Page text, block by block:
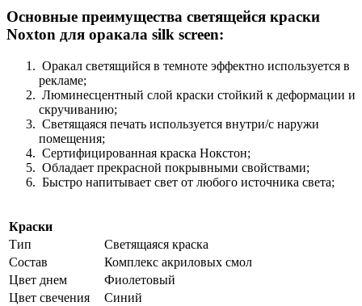
Основные преимущества светящейся краски
Noxton для оракала silk screen:
Оракал светящийся в темноте эффектно используется в
рекламе;
Люминесцентный слой краски стойкий к деформации и
скручиванию;
Светящаяся печать используется внутри/с наружи
помещения;
Сертифицированная краска Нокстон;
Обладает прекрасной покрывными свойствами;
Быстро напитывает свет от любого источника света;
Краски
Тип
Светящаяся краска
Состав
Комплекс акриловых смол
Цвет днем
Фиолетовый
Цвет свечения
Синий